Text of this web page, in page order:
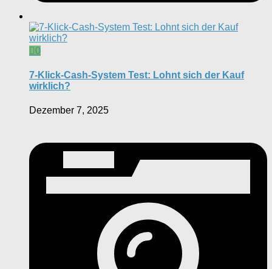
0
7-Klick-Cash-System Test: Lohnt sich der Kauf
wirklich?
Dezember 7, 2025